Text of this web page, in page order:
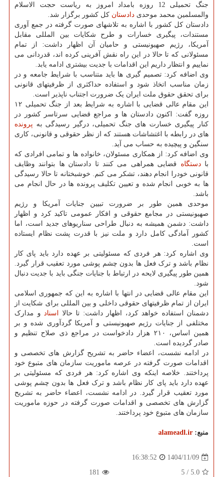
جنگ تحمیلی 12 روزه بامداد امروز به ریاست حجت الاسلام
والمسلمین محمد موحدی دادستان کل کشور برگزار شد.
دادستان کل کشور با اشاره به تلاشهای صورت گرفته در جمع آوری
مستندات، پیگیری خسارات و طرح شکایات بین المللی مقابل
آمریکا، رژیم صهیونیستی و حامیان آن اظهار داشت: از تمام
مسئولانی که تا حالا در این راه نقش آفرینی کرده اند، قدردانی می
نماییم و انتظار داریم این اقدامات با جدیت بیشتری ادامه یابد.
وی اضافه کرد: تصمیم گیری ها باید متناسب با شرایط جامعه و در
زمان مناسب اتخاذ شود و استفاده حداکثری از ظرفیتهای قانونی
برای تحقق حقوق ملت ایران یک ضرورت اجتناب ناپذیر است.
این مقام عالی قضایی با اشاره به شرایط بعد از جنگ تحمیلی ۱۲
روزه گفت: اکنون دادستان ها و مراجع قضایی سرتاسر کشور در
کنار پیگیری خسارت های جنگ تحمیلی، درگیر رسیدگی به پرونده
های در رابطه با اغتشاشات هستند که از نظر حقوقی و قانونی، کاری
سنگین و پیچیده به حساب می آید.
وی اضافه کرد: از همکاری مسئولان، خانواده ها و تمامی افرادی که
بادستگاه قضایی همراهی می کنند تا دادستان ها بتوانند وظایف
قانونی خودرا انجام دهند، تشکر می کنم. خوشبختانه تا حالا رسیدگی
ها به خوبی انجام شده و تعیین تکلیف پرونده ها در حال انجام می
باشد.
موحدی همین طور بر ضرورت تبیین جنایات آمریکا و رژیم
صهیونیستی در مجامع حقوقی و افکار عمومی تاکید کرد و اظهار
داشت: دشمن همیشه به دنبال طراحی سناریوهای جدید است، اما
کشور آمادگی کامل دارد و ملت نیز با قدرت پشت نظام ایستاده
است.
وی اشاره کرد: هر فردی که مسئولیتی بر عهده دارد باید پای کار
نظام باشد و ترک فعل ها بدون چشم پوشی مورد تعقیب قرار گیرد.
همین طور پیگیری لایحه در ارتباط با جنایات جنگی باید با جدیت دنبال
شود.
این مقام عالی قضایی در انتها با اشاره به این که جمهوری اسلامی
ایران از تمام ظرفیتهای حقوقی داخلی و بین المللی برای شکایت از
دشمنان استفاده خواهد کرد، اظهار داشت: تا حالا اسناد و مدارک
مختلفی از جنایات رژیم صهیونیستی و آمریکا گردآوری شده و بر
همین اساس، ۲۱۰ هزار دادخواست در مراجع ذی صلاح تنظیم و
صادر گردیده است.
در ادامه نشست، اعضاء حاضر به تشریح گزارش های تخصصی و
اقدامات صورت گرفته در عرصه ماموریت سازمان های متبوع خود
پرداختند. خلاصه اینکه وی اشاره کرد: هر فردی که مسئولیتی بر
عهده دارد باید پای کار نظام باشد و ترک فعل ها بدون چشم پوشی
مورد تعقیب قرار گیرد. در ادامه نشست، اعضاء حاضر به تشریح
گزارش های تخصصی و اقدامات صورت گرفته در حوزه ماموریت
سازمان های متبوع خود پرداختند.
منبع: alameadl.ir
1404/11/09
16:38:52
5.0
/
5
181